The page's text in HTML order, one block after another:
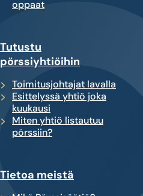
oppaat
Tutustu
pörssiyhtiöihin
Toimitusjohtajat lavalla
Esittelyssä yhtiö joka
kuukausi
Miten yhtiö listautuu
pörssiin?
Tietoa meistä